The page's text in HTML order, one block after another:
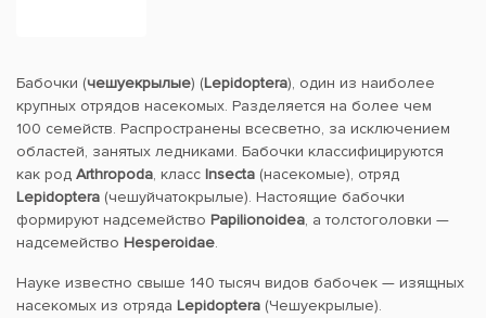
Бабочки (чешуекрылые) (Lepidoptera), один из наиболее
крупных отрядов насекомых. Разделяется на более чем
100 семейств. Распространены всесветно, за исключением
областей, занятых ледниками. Бабочки классифицируются
как род Arthropoda, класс Insecta (насекомые), отряд
Lepidoptera (чешуйчатокрылые). Настоящие бабочки
формируют надсемейство Papilionoidea, а толстоголовки —
надсемейство Hesperoidae.
Науке известно свыше 140 тысяч видов бабочек — изящных
насекомых из отряда Lepidoptera (Чешуекрылые).